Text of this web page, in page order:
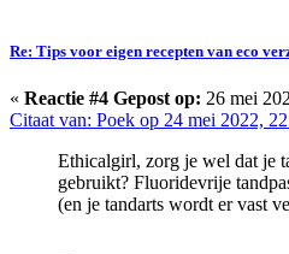
Re: Tips voor eigen recepten van eco
« Reactie #4 Gepost op: 26 mei
Citaat van: Poek op 24 mei 2022,
Ethicalgirl, zorg je wel dat je
gebruikt? Fluoridevrije
(en je tandarts wordt er vast